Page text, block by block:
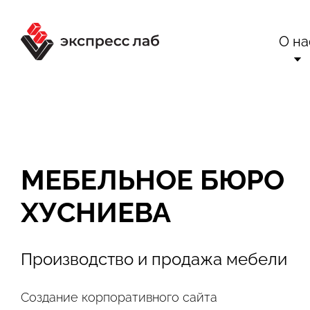
О
Блог
МЕБЕЛЬНОЕ БЮРО
ХУСНИЕВА
Производство и продажа мебели
Создание корпоративного сайта